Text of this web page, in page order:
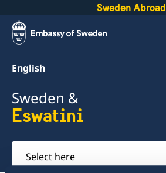
Sweden Abroad
English
Sweden &
Eswatini
Select
here